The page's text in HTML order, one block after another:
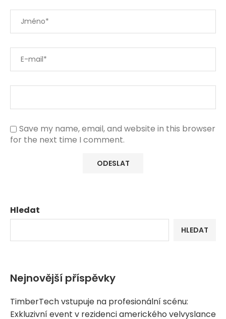
Save my name, email, and website in this browser
for the next time I comment.
Hledat
HLEDAT
Nejnovější příspěvky
TimberTech vstupuje na profesionální scénu:
Exkluzivní event v rezidenci amerického velvyslance